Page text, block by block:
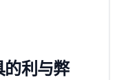
利与弊